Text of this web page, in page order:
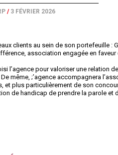
/ 3 FÉVRIER 2026
clients au sein de son portefeuille :
association engagée en faveur
l’agence pour valoriser une relation
même, ;’agence accompagnera
et plus particulièrement de son
de handicap de prendre la parole et